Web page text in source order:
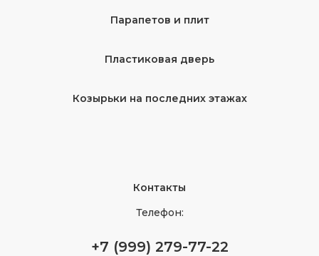
Парапетов и плит
Пластиковая дверь
Козырьки на последних этажах
Контакты
Телефон:
+7 (999) 279-77-22